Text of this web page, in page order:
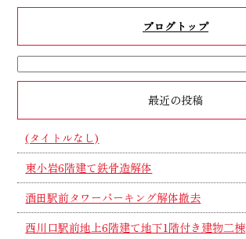
ブログトップ
最近の投稿
(タイトルなし)
東小岩6階建て鉄骨造解体
酒田駅前タワーパーキング解体撤去
西川口駅前地上6階建て地下1階付き建物二棟